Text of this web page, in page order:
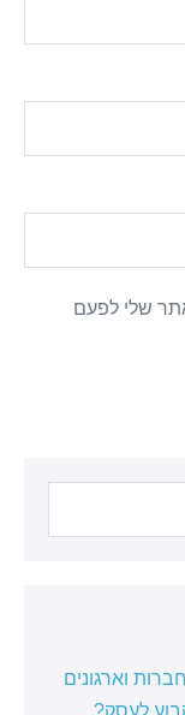
שלי לפעם
וארגונים